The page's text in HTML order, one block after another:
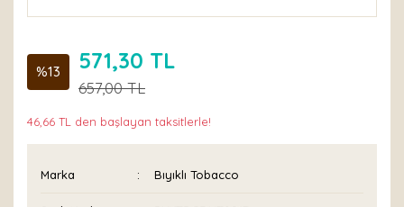
%13 571,30 TL
657,00 TL
46,66 TL den başlayan taksitlerle!
Marka Bıyıklı Tobacco